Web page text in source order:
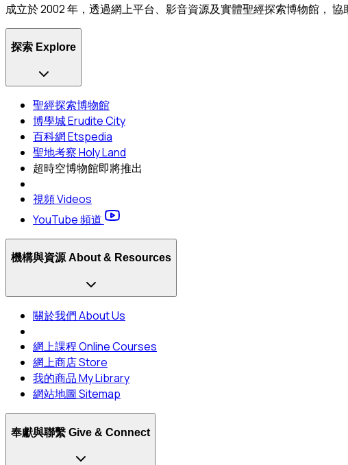
成立於 2002 年，透過網上平台、影音資源及實體聖經探索博物館， 協
探索 Explore
聖經探索博物館
博學城 Erudite City
百科網 Etspedia
聖地考察 Holy Land
超時空博物館即將推出
視頻 Videos
YouTube 頻道
機構與資源 About & Resources
關於我們 About Us
網上課程 Online Courses
網上商店 Store
我的商品 My Library
網站地圖 Sitemap
奉獻與聯繫 Give & Connect